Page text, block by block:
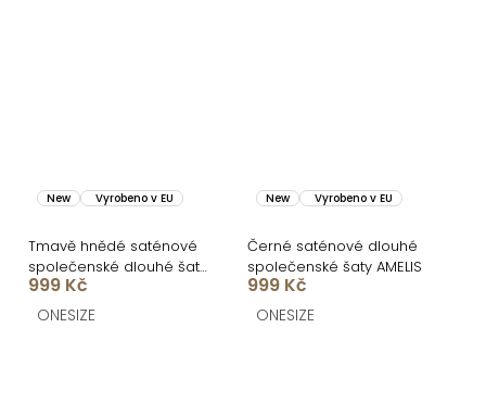
New Vyrobeno v EU
Tmavě hnědé saténové
společenské dlouhé šaty
AMELIS
999 Kč
ONESIZE
New Vyrobeno v EU
Černé saténové dlouhé
společenské šaty AMELIS
999 Kč
ONESIZE